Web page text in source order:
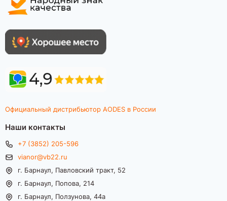
Официальный дистрибьютор AODES в России
Наши контакты
+7 (3852) 205-596
vianor@vb22.ru
г. Барнаул, Павловский тракт, 52
г. Барнаул, Попова, 214
г. Барнаул, Ползунова, 44а